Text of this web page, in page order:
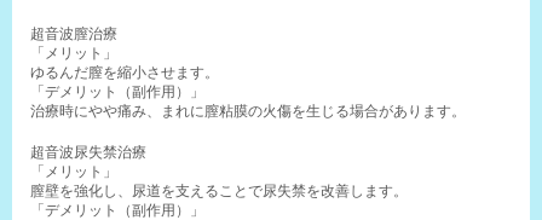
超音波膣治療
「メリット」
ゆるんだ膣を縮小させます。
「デメリット（副作用）」
治療時にやや痛み、まれに膣粘膜の火傷を生じる場合があります。
超音波尿失禁治療
「メリット」
膣壁を強化し、尿道を支えることで尿失禁を改善します。
「デメリット（副作用）」